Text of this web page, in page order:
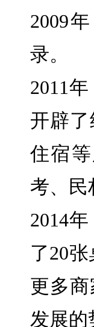
2009
录。
2011
开辟
住宿
考、民
2014
了20
更多
发展的